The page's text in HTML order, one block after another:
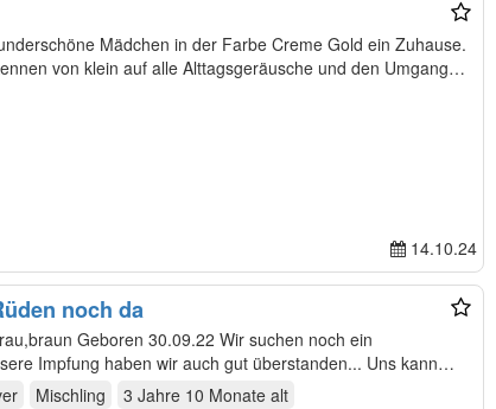
Mädchen in der Farbe Creme Gold ein Zuhause.
von klein auf alle Alttagsgeräusche und den Umgang
14.10.24
noch da
Mischling 3 Jahre 10 Monate alt